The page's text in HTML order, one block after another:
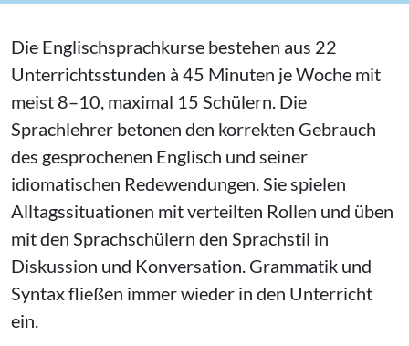
Die Englischsprachkurse bestehen aus 22
Unterrichtsstunden à 45 Minuten je Woche mit
meist 8–10, maximal 15 Schülern. Die
Sprachlehrer betonen den korrekten Gebrauch
des gesprochenen Englisch und seiner
idiomatischen Redewendungen. Sie spielen
Alltagssituationen mit verteilten Rollen und üben
mit den Sprachschülern den Sprachstil in
Diskussion und Konversation. Grammatik und
Syntax fließen immer wieder in den Unterricht
ein.